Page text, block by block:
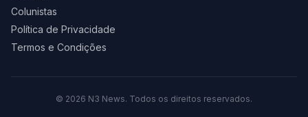
Colunistas
Política de Privacidade
Termos e Condições
© 2026 N3 News. Todos os direitos reservados.